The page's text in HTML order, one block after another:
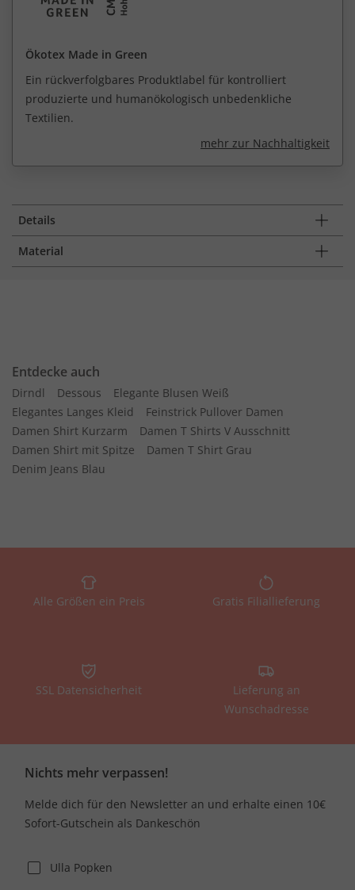
Ökotex Made in Green
Ein rückverfolgbares Produktlabel für kontrolliert
produzierte und humanökologisch unbedenkliche
Textilien.
mehr zur Nachhaltigkeit
Details
Material
Entdecke auch
Dirndl Dessous
Elegante Blusen Weiß
Elegantes Langes Kleid
Feinstrick Pullover Damen
Damen Shirt Kurzarm
Damen T Shirts V Ausschnitt
Damen Shirt mit Spitze
Damen T Shirt Grau
Denim Jeans Blau
Alle Größen ein Preis Gratis Filiallieferung
SSL Datensicherheit
Lieferung an
Wunschadresse
Nichts mehr verpassen!
Melde dich für den Newsletter an und erhalte einen 10€
Sofort-Gutschein als Dankeschön
Ulla Popken